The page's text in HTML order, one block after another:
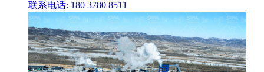
联系电话: 180 3780 8511